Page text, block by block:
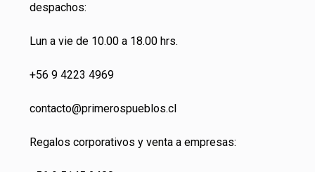
despachos:
Lun a vie de 10.00 a 18.00 hrs.
+56 9 4223 4969
contacto@primerospueblos.cl
Regalos corporativos y venta a empresas: